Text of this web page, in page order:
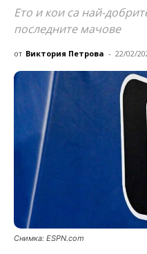
Ето и кои са най-
последните мачове
от Виктория Петрова - 22/02/
Снимка: ЕSPN.com